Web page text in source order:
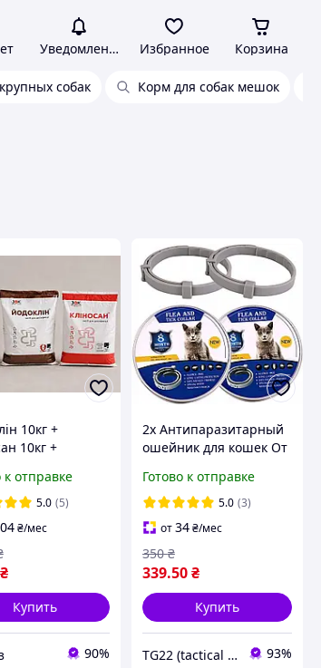
Уведомления Избранное Корзина
собак Корм для собак мешок
10кг +
10кг +
к отправке
5.0 (5)
₴/мес
₴
Купить
90%
2x Антипаразитарный
ошейник для кошек От
защиты
Готово к отправке
5.0 (3)
от34₴/мес
339.50₴
350 ₴
Купить
TG22 (tactical group) 93%